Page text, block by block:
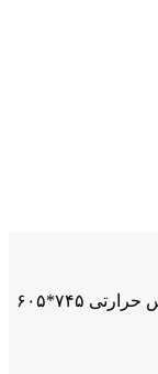
زینک ایزی مکس حرارتی ۷۴۵*۶۰۵